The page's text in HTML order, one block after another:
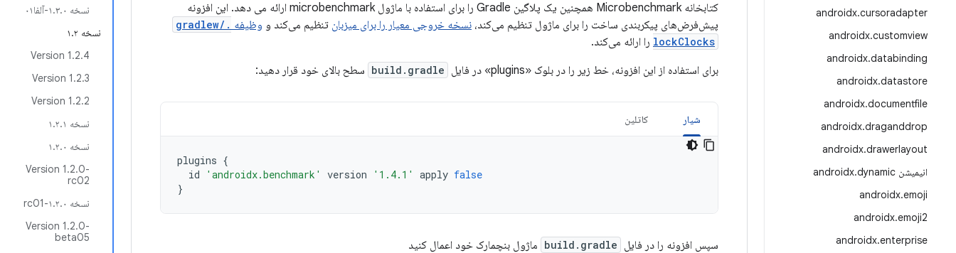
androidx.cursoradapter
androidx.customview
androidx.databinding
androidx.datastore
androidx.documentfile
androidx.draganddrop
androidx.drawerlayout
انیمیشن androidx
.dynamic
androidx.emoji
androidx.emoji2
androidx.enterprise
نسخه ۱.۳.۰-آلفا۰۱
نسخه ۱.۲
Version 1.2.4
Version 1.2.3
Version 1.2.2
نسخه ۱.۲.۱
نسخه ۱.۲.۰
Version 1.2.0-
rc02
نسخه ۱.۲.۰-rc01
Version 1.2.0-
beta05
کتابخانه Microbenchmark همچنین یک پلاگین Gradle را برای استفاده با ماژول microbenchmark ارائه می دهد. این افزونه
پیش‌فرض‌های پیکربندی ساخت را برای ماژول تنظیم می‌کند، نسخه خروجی معیار را برای میزبان تنظیم می‌کند و وظیفه
./gradlew
lockClocks را ارائه می‌کند.
برای استفاده از این افزونه، خط زیر را در بلوک «plugins» در فایل
build.gradle سطح بالای خود قرار دهید:
شیار کاتلین
plugins {
id
'androidx.benchmark' version '1.4.1' apply false
}
سپس افزونه را در فایل build.gradle ماژول بنچمارک خود اعمال کنید